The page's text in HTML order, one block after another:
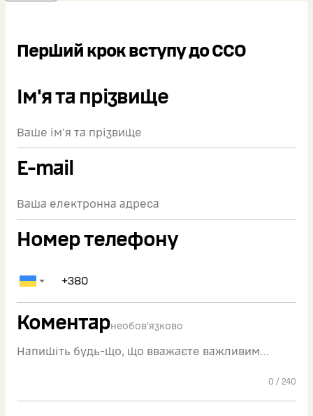
Перший крок вступу до ССО
Ім'я та прізвище
E-mail
Номер телефону
Коментарнеобов'язково
0 / 240